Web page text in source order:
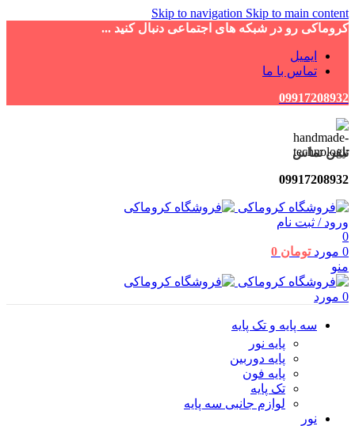
Skip to navigation Skip to main content
کروماکی رو در شبکه های اجتماعی دنبال کنید ...
ایمیل
تماس با ما
09917208932
تلفن تماس
09917208932
ورود / ثبت نام
0
0 مورد تومان
منو
0 مورد
سه پایه و تک پایه
پایه نور
پایه دوربین
پایه فون
تک پایه
لوازم جانبی سه پایه
نور